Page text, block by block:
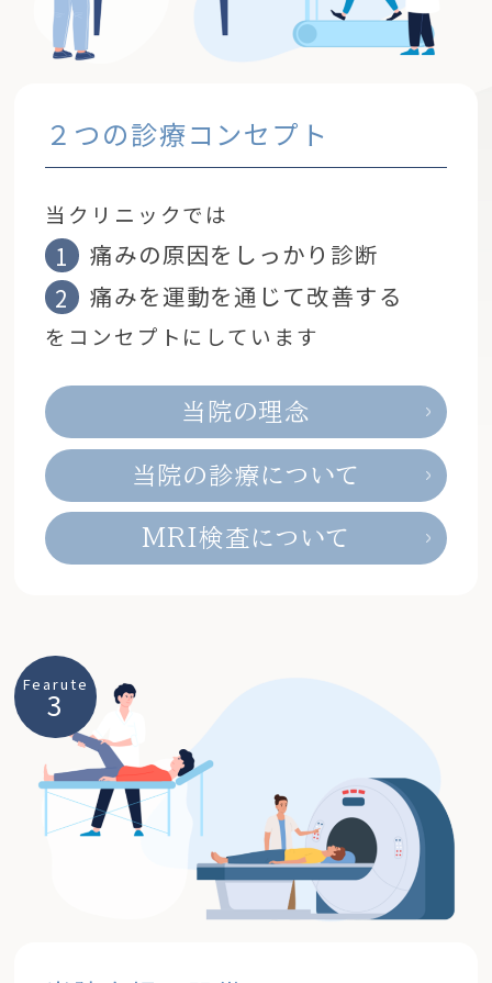
２つの診療コンセプト
当クリニックでは
痛みの原因をしっかり診断
痛みを運動を通じて改善する
をコンセプトにしています
当院の理念
当院の診療について
MRI検査について
Fearute
3